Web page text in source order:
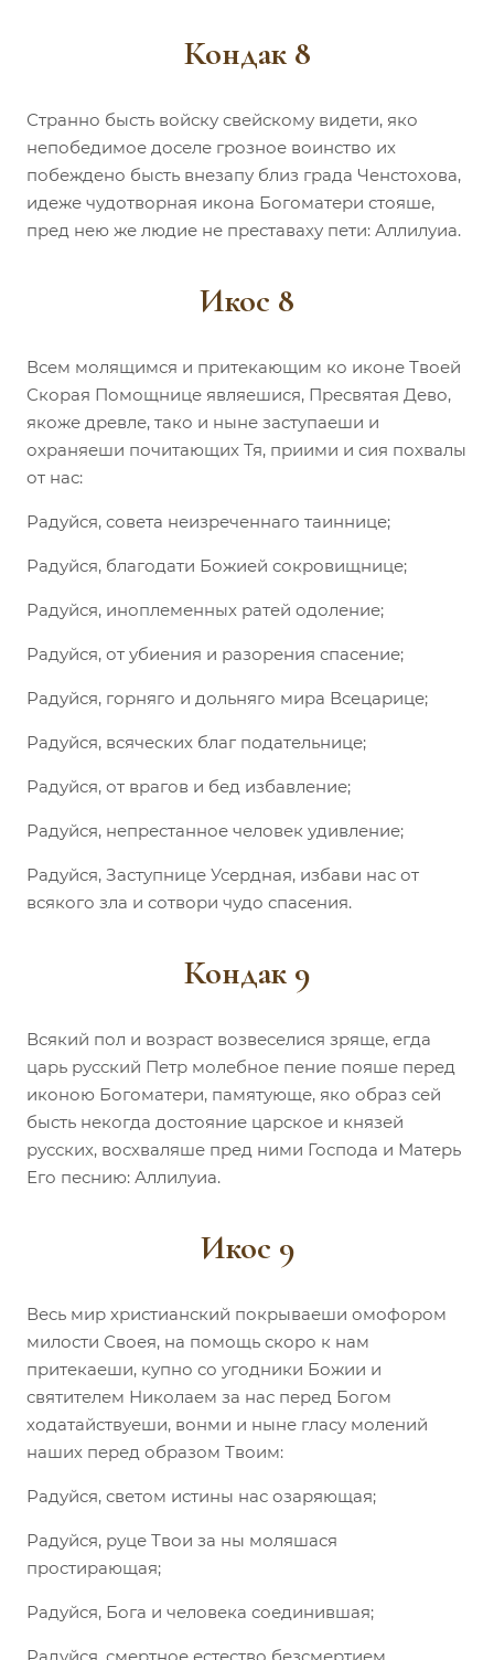
Кондак 8
Странно бысть войску свейскому видети, яко
непобедимое доселе грозное воинство их
побеждено бысть внезапу близ града Ченстохова,
идеже чудотворная икона Богоматери стояше,
пред нею же людие не преставаху пети: Аллилуиа.
Икос 8
Всем молящимся и притекающим ко иконе Твоей
Скорая Помощнице являешися, Пресвятая Дево,
якоже древле, тако и ныне заступаеши и
охраняеши почитающих Тя, приими и сия похвалы
от нас:
Радуйся, совета неизреченнаго таиннице;
Радуйся, благодати Божией сокровищнице;
Радуйся, иноплеменных ратей одоление;
Радуйся, от убиения и разорения спасение;
Радуйся, горняго и дольняго мира Всецарице;
Радуйся, всяческих благ подательнице;
Радуйся, от врагов и бед избавление;
Радуйся, непрестанное человек удивление;
Радуйся, Заступнице Усердная, избави нас от
всякого зла и сотвори чудо спасения.
Кондак 9
Всякий пол и возраст возвеселися зряще, егда
царь русский Петр молебное пение пояше перед
иконою Богоматери, памятующе, яко образ сей
бысть некогда достояние царское и князей
русских, восхваляше пред ними Господа и Матерь
Его песнию: Аллилуиа.
Икос 9
Весь мир христианский покрываеши омофором
милости Своея, на помощь скоро к нам
притекаеши, купно со угодники Божии и
святителем Николаем за нас перед Богом
ходатайствуеши, вонми и ныне гласу молений
наших перед образом Твоим:
Радуйся, светом истины нас озаряющая;
Радуйся, руце Твои за ны моляшася
простирающая;
Радуйся, Бога и человека соединившая;
Радуйся, смертное естество безсмертием